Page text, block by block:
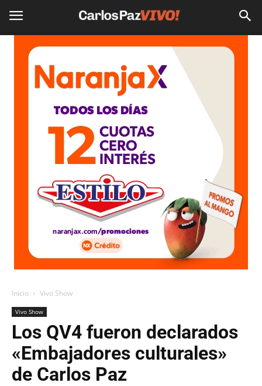
Inicio Vivo Show
Vivo Show
Los QV4 fueron declarados
«Embajadores culturales»
de Carlos Paz